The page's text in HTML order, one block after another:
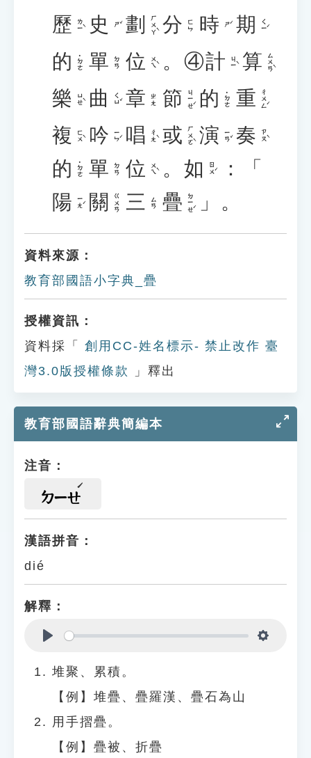
歷 ㄌㄧˋ 史 ㄕˇ 劃 ㄏㄨㄚˋ 分 ㄈㄣ 時 ㄕˊ 期 ㄑㄧˊ
的 ˙ㄉㄜ 單 ㄉㄢ 位 ㄨㄟˋ 。④計 ㄐㄧˋ 算 ㄙㄨㄢˋ
樂 ㄩㄝˋ 曲 ㄑㄩˇ 章 ㄓㄤ 節 ㄐㄧㄝˊ 的 ˙ㄉㄜ 重 ㄔㄨㄥˊ
複 ㄈㄨˋ 吟 ㄧㄣˊ 唱 ㄔㄤˋ 或 ㄏㄨㄛˋ 演 ㄧㄢˇ 奏 ㄗㄡˋ
的 ˙ㄉㄜ 單 ㄉㄢ 位 ㄨㄟˋ 。 如 ㄖㄨˊ
：「
陽 ㄧㄤˊ 關 ㄍㄨㄢ 三 ㄙㄢ 疊 ㄉㄧㄝˊ 」。
資料來源：
教育部國語小字典_疊
授權資訊：
資料採「
創用CC-姓名標示- 禁止改作 臺
灣3.0版授權條款
」釋出
教育部國語辭典簡編本
注音：
ㄉㄧㄝ
漢語拼音：
dié
解釋：
堆聚、累積。
【例】堆疊、疊羅漢、疊石為山
用手摺疊。
【例】疊被、折疊